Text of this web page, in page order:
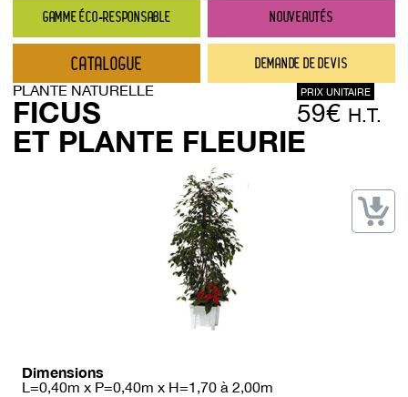
GAMME ÉCO-RESPONSABLE NOUVEAUTÉS
DEMANDE DE DEVIS
Contact
Catalogue
→ Nouveautés
→ Gamme éco-responsable
→ Rubriques
CATALOGUE
PLANTE NATURELLE
FICUS
ET PLANTE FLEURIE
PRIX UNITAIRE
59€ H.T.
Dimensions
L=0,40m x P=0,40m x H=1,70 à 2,00m